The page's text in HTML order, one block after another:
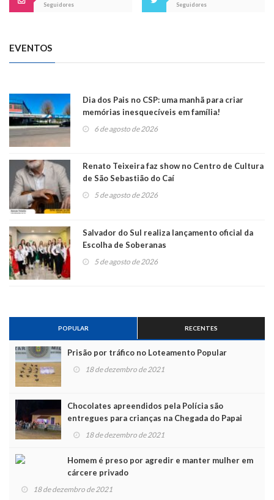
Seguidores
Seguidores
EVENTOS
Dia dos Pais no CSP: uma manhã para criar
memórias inesquecíveis em família!
6 de agosto de 2026
Renato Teixeira faz show no Centro de Cultura
de São Sebastião do Caí
5 de agosto de 2026
Salvador do Sul realiza lançamento oficial da
Escolha de Soberanas
5 de agosto de 2026
POPULAR RECENTES
Prisão por tráfico no Loteamento Popular
18 de dezembro de 2021
Chocolates apreendidos pela Polícia são
entregues para crianças na Chegada do Papai
Noel
18 de dezembro de 2021
Homem é preso por agredir e manter mulher em
cárcere privado
18 de dezembro de 2021